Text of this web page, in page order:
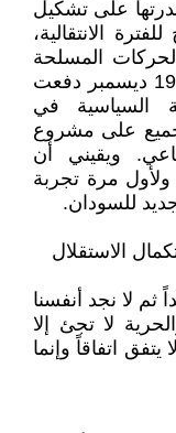
على تشكيل
الانتقالية،
المسلحة
في بناء السلام. يمكن القول بأن ثورة 19 ديسمبر دفعت
السياسية في
على مشروع
ويقيني أن
سيشهد ولأول مرة تجربة
للسودان.
ثم لا نجد أنفسنا
لا تجئ إلا
اتفاقاً وإنما